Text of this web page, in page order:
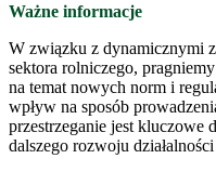
Ważne informacje
W związku z dynamicznymi
sektora rolniczego,
na temat nowych norm i
wpływ na sposób
przestrzeganie jest kluczowe
dalszego rozwoju